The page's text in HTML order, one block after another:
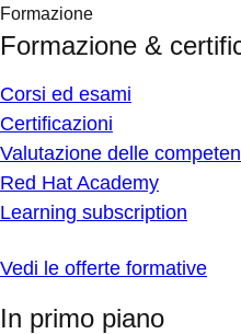
Formazione
Formazione &
Corsi ed esami
Certificazioni
Valutazione delle
Red Hat Academy
Learning subscription
Vedi le offerte formative
In primo piano